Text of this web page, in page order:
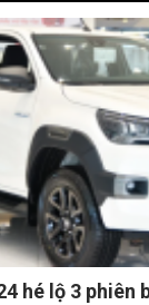
hé lộ 3 phiên